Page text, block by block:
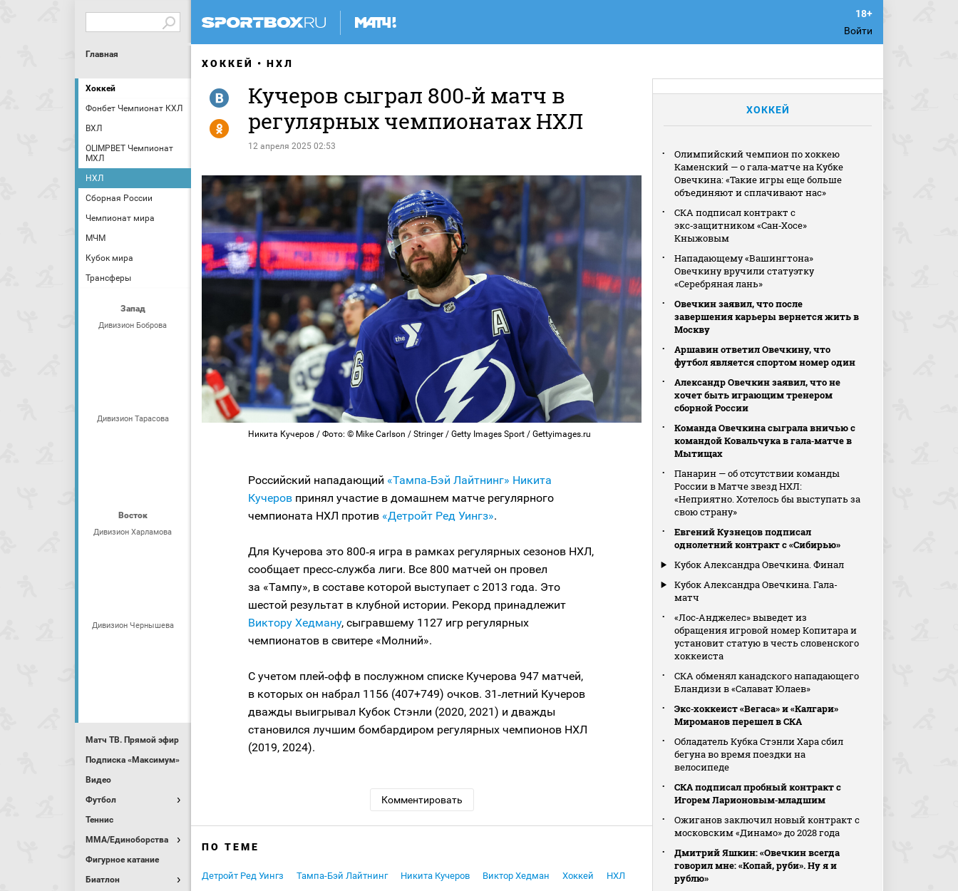
Войти
Главная
Хоккей
Фонбет Чемпионат КХЛ
ВХЛ
OLIMPBET Чемпионат
МХЛ
НХЛ
Сборная России
Чемпионат мира
МЧМ
Кубок мира
Трансферы
Запад
Дивизион Боброва
Дивизион Тарасова
Восток
Дивизион Харламова
Дивизион Чернышева
Матч ТВ. Прямой эфир
Подписка «Максимум»
Видео
Футбол
Теннис
MMA/Единоборства
Фигурное катание
Биатлон
ХОККЕЙ НХЛ
Кучеров сыграл 800‑й матч в
регулярных чемпионатах НХЛ
12 апреля 2025 02:53
R
Y
Никита Кучеров / Фото: © Mike Carlson / Stringer / Getty Images Sport / Gettyimages.ru
Российский нападающий «Тампа‑Бэй Лайтнинг» Никита
Кучеров принял участие в домашнем матче регулярного
чемпионата НХЛ против «Детройт Ред Уингз».
Для Кучерова это 800‑я игра в рамках регулярных сезонов НХЛ,
сообщает пресс‑служба лиги. Все 800 матчей он провел
за «Тампу», в составе которой выступает с 2013 года. Это
шестой результат в клубной истории. Рекорд принадлежит
Виктору Хедману, сыгравшему 1127 игр регулярных
чемпионатов в свитере «Молний».
С учетом плей‑офф в послужном списке Кучерова 947 матчей,
в которых он набрал 1156 (407+749) очков. 31‑летний Кучеров
дважды выигрывал Кубок Стэнли (2020, 2021) и дважды
становился лучшим бомбардиром регулярных чемпионов НХЛ
(2019, 2024).
Комментировать
ПО ТЕМЕ
Детройт Ред Уингз Тампа-Бэй Лайтнинг Никита Кучеров Виктор Хедман Хоккей НХЛ
ХОККЕЙ
Олимпийский чемпион по хоккею
Каменский — о гала‑матче на Кубке
Овечкина: «Такие игры еще больше
объединяют и сплачивают нас»
СКА подписал контракт с
экс‑защитником «Сан‑Хосе»
Кныжовым
Нападающему «Вашингтона»
Овечкину вручили статуэтку
«Серебряная лань»
Овечкин заявил, что после
завершения карьеры вернется жить в
Москву
Аршавин ответил Овечкину, что
футбол является спортом номер один
Александр Овечкин заявил, что не
хочет быть играющим тренером
сборной России
Команда Овечкина сыграла вничью с
командой Ковальчука в гала‑матче в
Мытищах
Панарин — об отсутствии команды
России в Матче звезд НХЛ:
«Неприятно. Хотелось бы выступать за
свою страну»
Евгений Кузнецов подписал
однолетний контракт с «Сибирью»
Кубок Александра Овечкина. Финал
Кубок Александра Овечкина. Гала-
матч
«Лос‑Анджелес» выведет из
обращения игровой номер Копитара и
установит статую в честь словенского
хоккеиста
СКА обменял канадского нападающего
Бландизи в «Салават Юлаев»
Экс‑хоккеист «Вегаса» и «Калгари»
Мироманов перешел в СКА
Обладатель Кубка Стэнли Хара сбил
бегуна во время поездки на
велосипеде
СКА подписал пробный контракт с
Игорем Ларионовым‑младшим
Ожиганов заключил новый контракт с
московским «Динамо» до 2028 года
Дмитрий Яшкин: «Овечкин всегда
говорил мне: «Копай, руби». Ну я и
рублю»